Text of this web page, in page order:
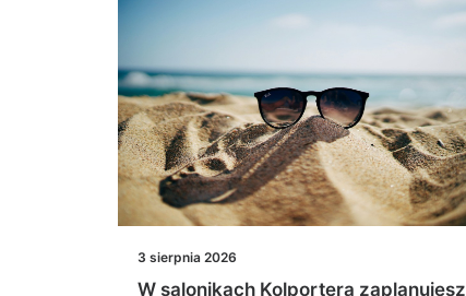
3 sierpnia 2026
W salonikach Kolportera zaplanujesz